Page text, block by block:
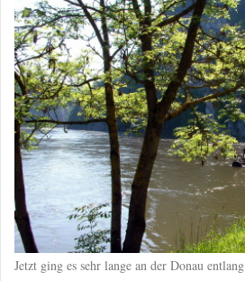
Jetzt ging es sehr lange an der Donau entlang